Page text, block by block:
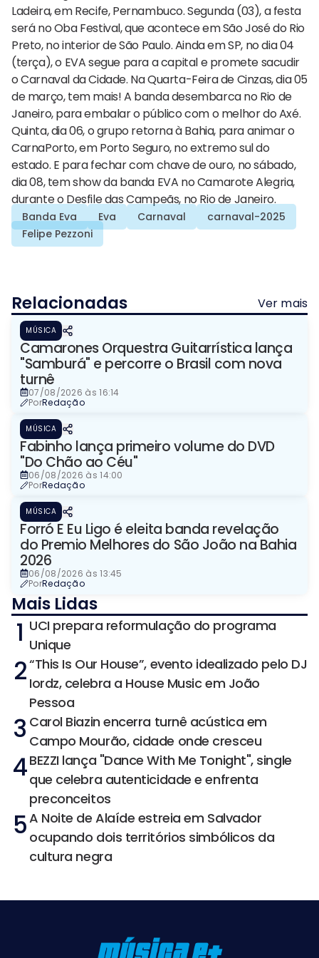
Ladeira, em Recife, Pernambuco. Segunda (03), a festa
será no Oba Festival, que acontece em São José do Rio
Preto, no interior de São Paulo. Ainda em SP, no dia 04
(terça), o EVA segue para a capital e promete sacudir
o Carnaval da Cidade. Na Quarta-Feira de Cinzas, dia 05
de março, tem mais! A banda desembarca no Rio de
Janeiro, para embalar o público com o melhor do Axé.
Quinta, dia 06, o grupo retorna à Bahia, para animar o
CarnaPorto, em Porto Seguro, no extremo sul do
estado. E para fechar com chave de ouro, no sábado,
dia 08, tem show da banda EVA no Camarote Alegria,
durante o Desfile das Campeãs, no Rio de Janeiro.
Banda Eva Eva Carnaval
carnaval-2025
Felipe Pezzoni
Relacionadas Ver mais
MÚSICA
Camarones Orquestra Guitarrística lança
"Samburá" e percorre o Brasil com nova
turnê
07/08/2026 às 16:14
PorRedação
MÚSICA
Fabinho lança primeiro volume do DVD
"Do Chão ao Céu"
06/08/2026 às 14:00
PorRedação
MÚSICA
Forró E Eu Ligo é eleita banda revelação
do Premio Melhores do São João na Bahia
2026
06/08/2026 às 13:45
PorRedação
Mais Lidas
1 UCI prepara reformulação do programa
Unique
2“This Is Our House”, evento idealizado pelo DJ
Iordz, celebra a House Music em João
Pessoa
3 Carol Biazin encerra turnê acústica em
Campo Mourão, cidade onde cresceu
4BEZZI lança "Dance With Me Tonight", single
que celebra autenticidade e enfrenta
preconceitos
5A Noite de Alaíde estreia em Salvador
ocupando dois territórios simbólicos da
cultura negra